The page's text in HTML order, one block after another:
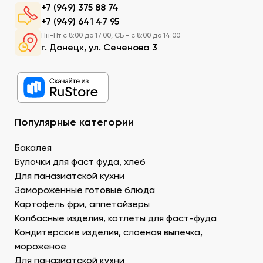
акцентов для приготовления экзотических блюд.
суши в Донецке можно приобрести специальный
рис округлой формы, с нейтральным вкусом и
Рыбу. В составе рыбных продуктов для суши в ДНР
можно заказать копченое филе лосося,
охлажденную семгу. А также окунь унаги,
– вкусный и питательный. Стружка тунца бонито –
Креветку – королевскую, тигровую, дикую. В
Донецке купить продукты для суши –
морепродукты, можно оптом и с доставкой.
Муку темпура. Смесь пшеничной и рисовой муки с
крахмалом для золотистой корочки. Можно
заказать премиальный мучной продукт для суши в
Водоросли. Комбу, нори – качественные продукты
для суши в ДНР с быстрой доставкой.
+7 (949) 375 88 74
+7 (949) 641 47 95
Пн-Пт с 8:00 до 17:00, СБ - с 8:00 до 14:00
г. Донецк, ул. Сеченова 3
Популярные категории
Бакалея
Булочки для фаст фуда, хлеб
Для паназиатской кухни
Замороженные готовые блюда
Картофель фри, аппетайзеры
Колбасные изделия, котлеты для фаст-фуда
Кондитерские изделия, слоеная выпечка,
мороженое